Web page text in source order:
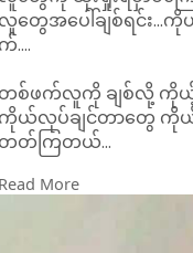
တွေအပေါ်ချစ်ရင်း...
....
စ်ဖက်လူကို ချစ်လို့ ကို
ယ်လုပ်ချင်တာတွေ ကို
တ်ကြတယ်...
ောက်ဆုံး ...အဲ့လူထားခဲ့ရင်
More